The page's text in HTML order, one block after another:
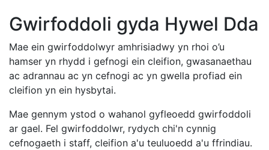
Gwirfoddoli gyda Hywel Dda
Mae ein gwirfoddolwyr amhrisiadwy yn rhoi o’u
hamser yn rhydd i gefnogi ein cleifion, gwasanaethau
ac adrannau ac yn cefnogi ac yn gwella profiad ein
cleifion yn ein hysbytai.
Mae gennym ystod o wahanol gyfleoedd gwirfoddoli
ar gael. Fel gwirfoddolwr, rydych chi'n cynnig
cefnogaeth i staff, cleifion a'u teuluoedd a'u ffrindiau.